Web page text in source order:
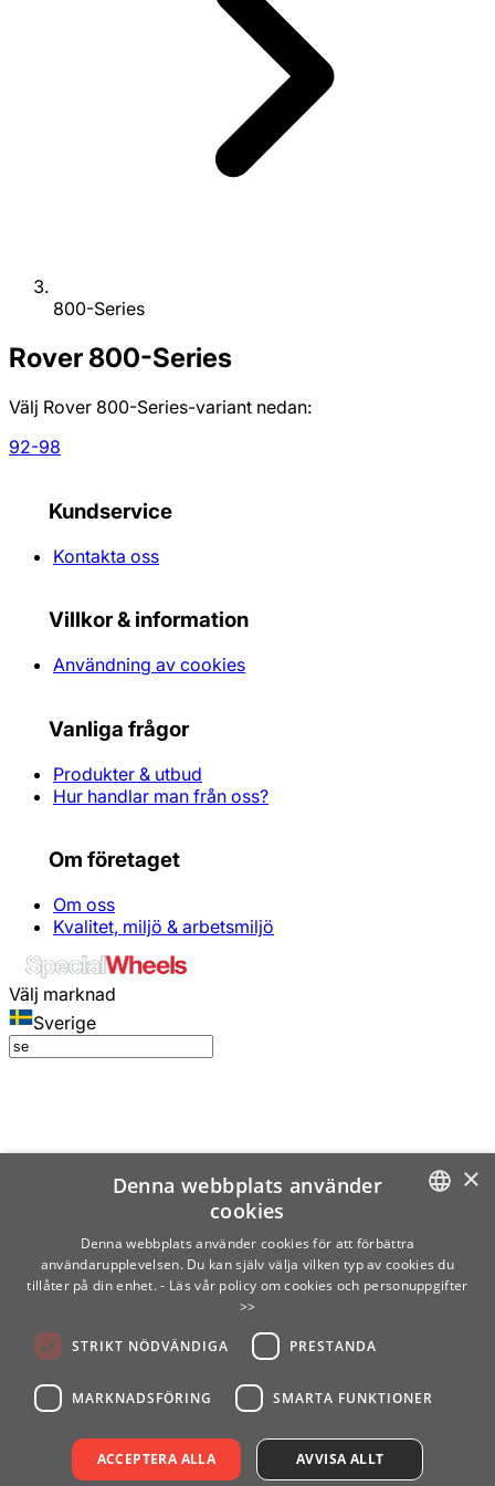
800-Series
Rover 800-Series
Välj Rover 800-Series-variant nedan:
92-98
Kundservice
Kontakta oss
Villkor & information
Användning av cookies
Vanliga frågor
Produkter & utbud
Hur handlar man från oss?
Om företaget
Om oss
Kvalitet, miljö & arbetsmiljö
Välj marknad
Sverige
SWEDISH
×
Denna webbplats använder
cookies
Denna webbplats använder cookies för att förbättra
användarupplevelsen. Du kan själv välja vilken typ av cookies du
tillåter på din enhet. - Läs vår policy om cookies och personuppgifter
>>
STRIKT NÖDVÄNDIGA PRESTANDA
MARKNADSFÖRING SMARTA FUNKTIONER
ACCEPTERA ALLA AVVISA ALLT